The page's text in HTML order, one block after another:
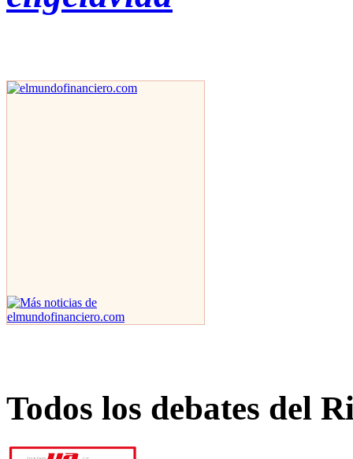
Todos los debates del